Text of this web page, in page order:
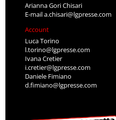
Arianna Gori Chisari
E-maila.chisari@lgpresse.com
Account
Luca Torino
l.torino@lgpresse.com
Ivana Cretier
i.cretier@lgpresse.com
Daniele Fimiano
d.fimiano@lgpresse.com